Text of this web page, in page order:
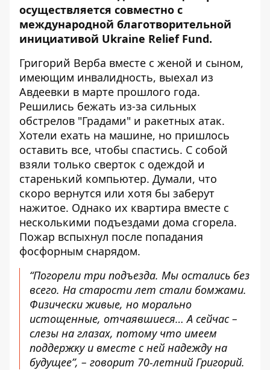
осуществляется совместно с
международной благотворительной
инициативой Ukraine Relief Fund.
Григорий Верба вместе с женой и сыном,
имеющим инвалидность, выехал из
Авдеевки в марте прошлого года.
Решились бежать из-за сильных
обстрелов "Градами" и ракетных атак.
Хотели ехать на машине, но пришлось
оставить все, чтобы спастись. С собой
взяли только сверток с одеждой и
старенький компьютер. Думали, что
скоро вернутся или хотя бы заберут
нажитое. Однако их квартира вместе с
несколькими подъездами дома сгорела.
Пожар вспыхнул после попадания
фосфорным снарядом.
“Погорели три подъезда. Мы остались без
всего. На старости лет стали бомжами.
Физически живые, но морально
истощенные, отчаявшиеся… А сейчас –
слезы на глазах, потому что имеем
поддержку и вместе с ней надежду на
будущее”, – говорит 70-летний Григорий.